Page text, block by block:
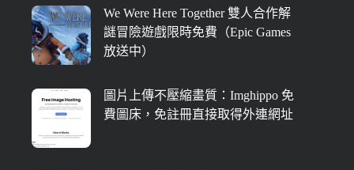
We Were Here Together 雙人合作解
謎冒險遊戲限時免費（Epic Games
放送中）
圖片上傳不壓縮畫質：Imghippo 免
費圖床，免註冊直接取得外連網址